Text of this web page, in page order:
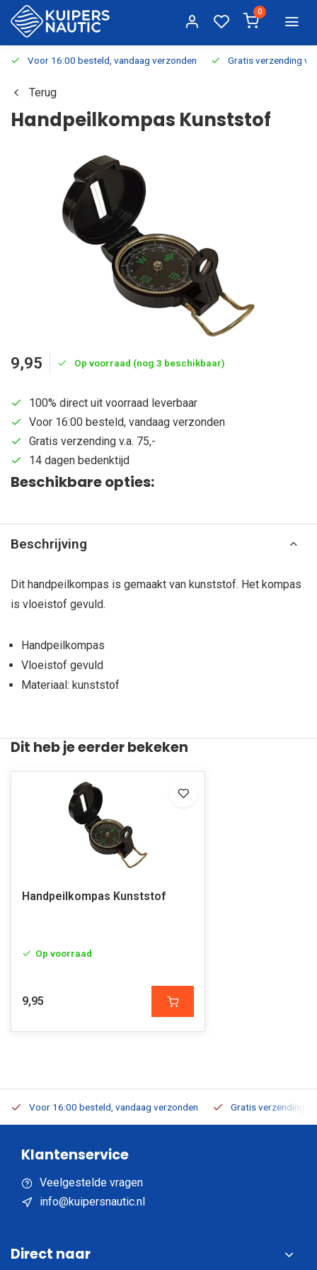
0
Voor 16:00 besteld, vandaag verzonden Gratis verzending
Terug
Handpeilkompas Kunststof
9,95 Op voorraad (nog 3 beschikbaar)
100% direct uit voorraad leverbaar
Voor 16:00 besteld, vandaag verzonden
Gratis verzending v.a. 75,-
14 dagen bedenktijd
Beschikbare opties:
Beschrijving
Dit handpeilkompas is gemaakt van kunststof. Het kompas
is vloeistof gevuld.
Handpeilkompas
Vloeistof gevuld
Materiaal: kunststof
Dit heb je eerder bekeken
Handpeilkompas Kunststof
Op voorraad
9,95
Voor 16:00 besteld, vandaag verzonden Gratis verzending
Klantenservice
Veelgestelde vragen
info@kuipersnautic.nl
Direct naar